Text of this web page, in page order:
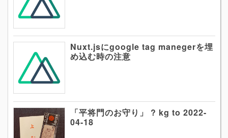
Nuxt.jsにgoogle tag manegerを埋
め込む時の注意
「平将門のお守り」 ? kg to 2022-
04-18